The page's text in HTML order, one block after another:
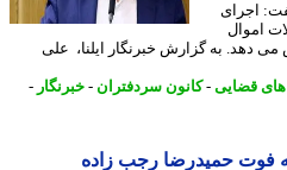
به گزارش خبرنگار ایلنا، علی
قضایی-کانون سردفتران- خبرنگار -
حمیدرضا رجب زاده